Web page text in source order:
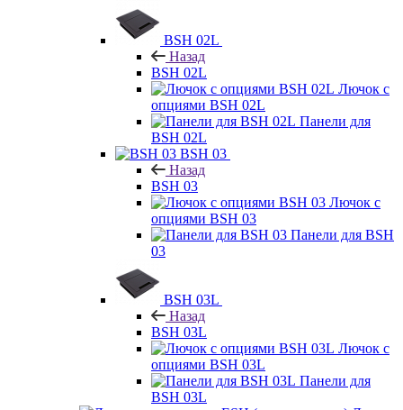
BSH 02L
Назад
BSH 02L
Лючок с
опциями BSH 02L
Панели для
BSH 02L
BSH 03
Назад
BSH 03
Лючок с
опциями BSH 03
Панели для BSH
03
BSH 03L
Назад
BSH 03L
Лючок с
опциями BSH 03L
Панели для
BSH 03L